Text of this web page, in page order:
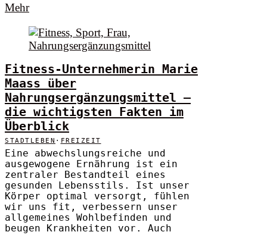
Mehr
Fitness-Unternehmerin Marie
Maass über
Nahrungsergänzungsmittel –
die wichtigsten Fakten im
Überblick
STADTLEBEN · FREIZEIT
Eine abwechslungsreiche und
ausgewogene Ernährung ist ein
zentraler Bestandteil eines
gesunden Lebensstils. Ist unser
Körper optimal versorgt, fühlen
wir uns fit, verbessern unser
allgemeines Wohlbefinden und
beugen Krankheiten vor. Auch